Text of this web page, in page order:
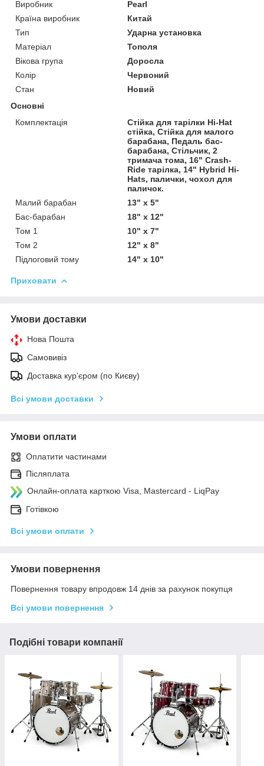
Виробник
Pearl
Країна виробник
Китай
Тип
Ударна установка
Матеріал
Тополя
Вікова група
Доросла
Колір
Червоний
Стан
Новий
Основні
Комплектація
Стійка для тарілки Hi-Hat
стійка, Стійка для малого
барабана, Педаль бас-
барабана, Стільчик, 2
тримача тома, 16" Crash-
Ride тарілка, 14" Hybrid Hi-
Hats, палички, чохол для
паличок.
Малий барабан
13" x 5"
Бас-барабан
18" x 12"
Том 1
10" x 7"
Том 2
12" x 8"
Підлоговий тому
14" x 10"
Приховати
Умови доставки
Нова Пошта
Самовивіз
Доставка кур'єром (по Києву)
Всі умови доставки
Умови оплати
Оплатити частинами
Післяплата
Онлайн-оплата карткою Visa, Mastercard - LiqPay
Готівкою
Всі умови оплати
Умови повернення
Повернення товару впродовж 14 днів за рахунок покупця
Всі умови повернення
Подібні товари компанії